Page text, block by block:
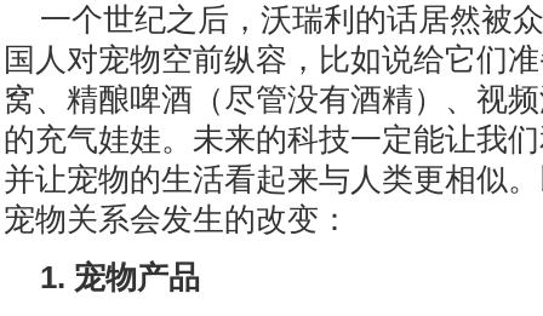
一个世纪之后，沃瑞利的话居然被
国人对宠物空前纵容，比如说给它们
窝、精酿啤酒（尽管没有酒精）、视
的充气娃娃。未来的科技一定能让我
并让宠物的生活看起来与人类更相似
宠物关系会发生的改变：
1. 宠物产品